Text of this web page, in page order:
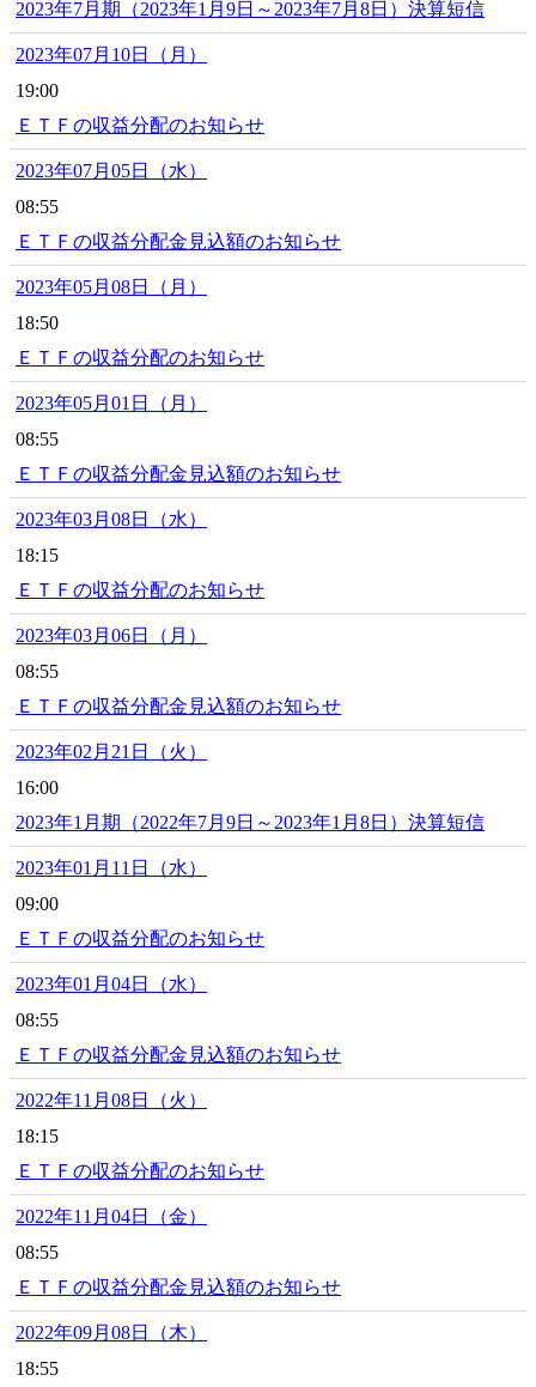
2023年7月期（2023年1月9日～2023年7月8日）決算短信
2023年07月10日（月）
19:00
ＥＴＦの収益分配のお知らせ
2023年07月05日（水）
08:55
ＥＴＦの収益分配金見込額のお知らせ
2023年05月08日（月）
18:50
ＥＴＦの収益分配のお知らせ
2023年05月01日（月）
08:55
ＥＴＦの収益分配金見込額のお知らせ
2023年03月08日（水）
18:15
ＥＴＦの収益分配のお知らせ
2023年03月06日（月）
08:55
ＥＴＦの収益分配金見込額のお知らせ
2023年02月21日（火）
16:00
2023年1月期（2022年7月9日～2023年1月8日）決算短信
2023年01月11日（水）
09:00
ＥＴＦの収益分配のお知らせ
2023年01月04日（水）
08:55
ＥＴＦの収益分配金見込額のお知らせ
2022年11月08日（火）
18:15
ＥＴＦの収益分配のお知らせ
2022年11月04日（金）
08:55
ＥＴＦの収益分配金見込額のお知らせ
2022年09月08日（木）
18:55